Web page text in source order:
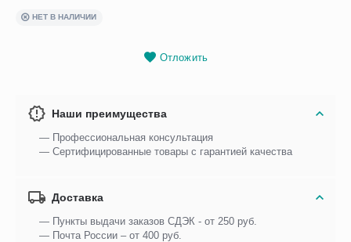
НЕТ В НАЛИЧИИ
Отложить
Наши преимущества
— Профессиональная консультация
— Сертифицированные товары с гарантией качества
Доставка
— Пункты выдачи заказов СДЭК - от 250 руб.
— Почта России – от 400 руб.